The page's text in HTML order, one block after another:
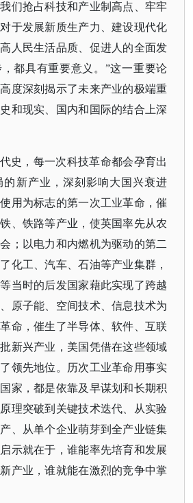
们抢占科技和产业制高点、牢牢
于发展新质生产力、建设现代化
人民生活品质、促进人的全面发
都具有重要意义。”这一重要论
度深刻揭示了未来产业的极端重
和现实、国内和国际的结合上深
史，每一次科技革命都会孕育出
的新产业，深刻影响大国兴衰进
用为标志的第一次工业革命，催
、铁路等产业，使英国率先从农
；以电力和内燃机为驱动的第二
化工、汽车、石油等产业集群，
当时的后发国家藉此实现了跨越
原子能、空间技术、信息技术为
命，催生了半导体、软件、互联
新兴产业，美国凭借在这些领域
领先地位。历次工业革命用事实
家，都是依靠及早谋划和长期积
理突破到关键技术迭代、从实验
、从单个企业萌芽到全产业链集
示就在于，谁能率先培育和发展
产业，谁就能在激烈的竞争中掌